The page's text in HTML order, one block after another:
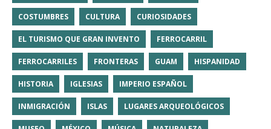
COSTUMBRES CULTURA CURIOSIDADES
EL TURISMO QUE GRAN INVENTO FERROCARRIL
FERROCARRILES FRONTERAS GUAM HISPANIDAD
HISTORIA IGLESIAS IMPERIO ESPAÑOL
INMIGRACIÓN ISLAS LUGARES ARQUEOLÓGICOS